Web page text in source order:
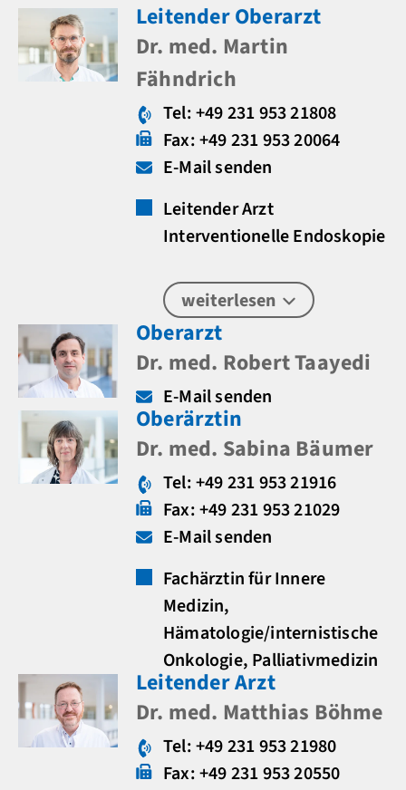
Leitender Oberarzt
Dr. med. Martin
Fähndrich
Tel: +49 231 953 21808
Fax: +49 231 953 20064
E-Mail senden
Leitender Arzt
Interventionelle Endoskopie
weiterlesen
Oberarzt
Dr. med. Robert Taayedi
E-Mail senden
Oberärztin
Dr. med. Sabina Bäumer
Tel: +49 231 953 21916
Fax: +49 231 953 21029
E-Mail senden
Fachärztin für Innere
Medizin,
Hämatologie/internistische
Onkologie, Palliativmedizin
Leitender Arzt
Dr. med. Matthias Böhme
Tel: +49 231 953 21980
Fax: +49 231 953 20550